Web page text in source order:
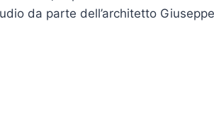
da parte dell’architetto